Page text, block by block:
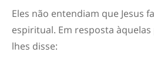
Eles não entendiam que Jesus
espiritual. Em resposta
lhes disse: